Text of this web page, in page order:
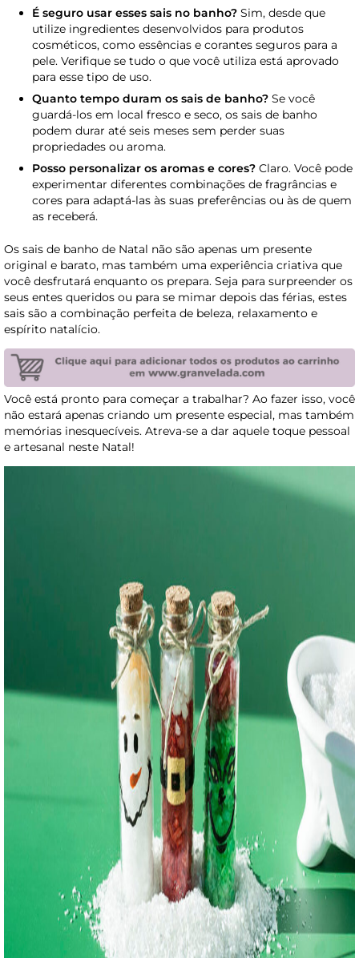
É seguro usar esses sais no banho? Sim, desde que
utilize ingredientes desenvolvidos para produtos
cosméticos, como essências e corantes seguros para a
pele. Verifique se tudo o que você utiliza está aprovado
para esse tipo de uso.
Quanto tempo duram os sais de banho? Se você
guardá-los em local fresco e seco, os sais de banho
podem durar até seis meses sem perder suas
propriedades ou aroma.
Posso personalizar os aromas e cores? Claro. Você pode
experimentar diferentes combinações de fragrâncias e
cores para adaptá-las às suas preferências ou às de quem
as receberá.
Os sais de banho de Natal não são apenas um presente
original e barato, mas também uma experiência criativa que
você desfrutará enquanto os prepara. Seja para surpreender os
seus entes queridos ou para se mimar depois das férias, estes
sais são a combinação perfeita de beleza, relaxamento e
espírito natalício.
Você está pronto para começar a trabalhar? Ao fazer isso, você
não estará apenas criando um presente especial, mas também
memórias inesquecíveis. Atreva-se a dar aquele toque pessoal
e artesanal neste Natal!